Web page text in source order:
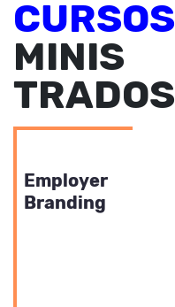
CURSOS
MINIS
TRADOS
Employer
Branding